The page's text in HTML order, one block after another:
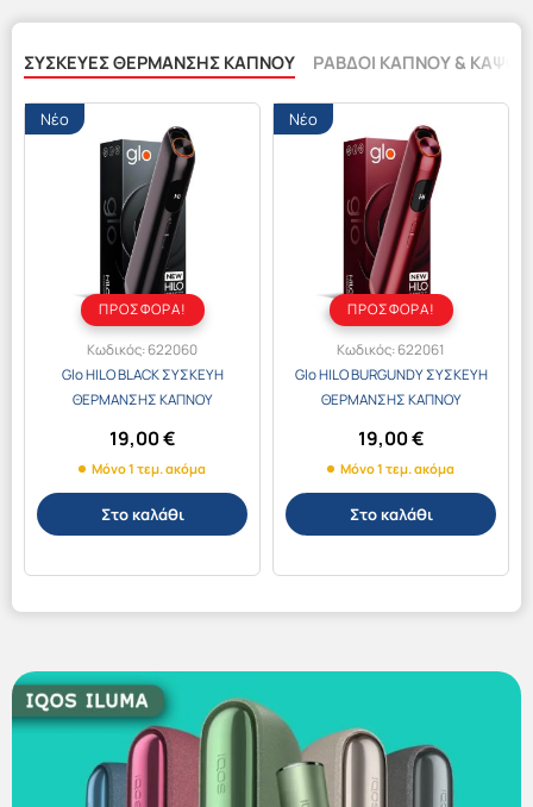
ΣΥΣΚΕΥΈΣ ΘΈΡΜΑΝΣΗΣ ΚΑΠΝΟΎ ΡΆΒΔΟΙ ΚΑΠΝΟΎ &
Νέο
ΠΡΟΣΦΟΡΑ!
Κωδικός:622060
Glo HILO BLACK ΣΥΣΚΕΥΗ
ΘΕΡΜΑΝΣΗΣ ΚΑΠΝΟΥ
19,00€
Μόνο 1 τεμ. ακόμα
Στο καλάθι
Νέο
ΠΡΟΣΦΟΡΑ!
Κωδικός:622061
Glo HILO BURGUNDY ΣΥΣΚΕΥΗ
ΘΕΡΜΑΝΣΗΣ ΚΑΠΝΟΥ
19,00€
Μόνο 1 τεμ. ακόμα
Στο καλάθι